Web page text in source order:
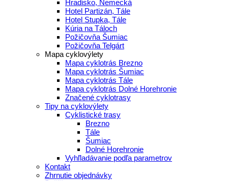
Hradisko, Nemecká
Hotel Partizán, Tále
Hotel Stupka, Tále
Kúria na Táloch
Požičovňa Šumiac
Požičovňa Telgárt
Mapa cyklovýlety
Mapa cyklotrás Brezno
Mapa cyklotrás Šumiac
Mapa cyklotrás Tále
Mapa cyklotrás Dolné Horehronie
Značené cyklotrasy
Tipy na cyklovýlety
Cyklistické trasy
Brezno
Tále
Šumiac
Dolné Horehronie
Vyhľladávanie podľa parametrov
Kontakt
Zhrnutie objednávky